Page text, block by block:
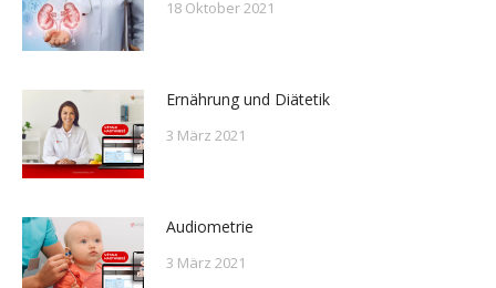
18 Oktober 2021
Ernährung und Diätetik
3 März 2021
Audiometrie
3 März 2021